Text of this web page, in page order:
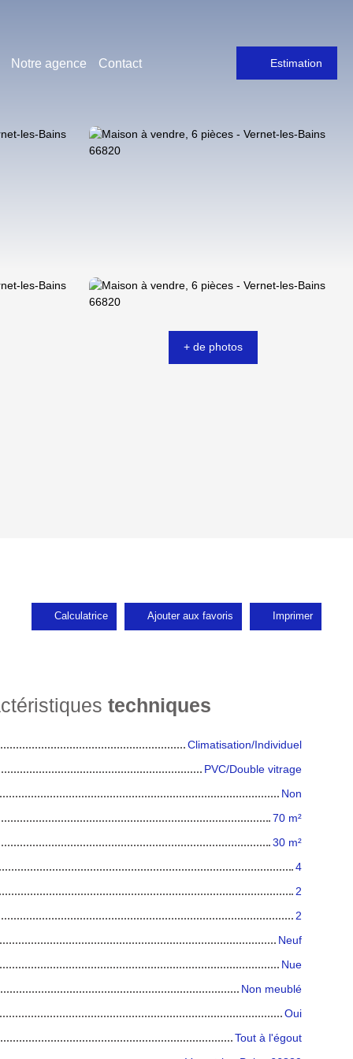
Notre agence Contact Estimation
+ de photos
Calculatrice Ajouter aux favoris Imprimer
techniques
Climatisation/Individuel
PVC/Double vitrage
Non
70 m²
30 m²
4
2
2
Neuf
Nue
Non meublé
Oui
Tout à l'égout